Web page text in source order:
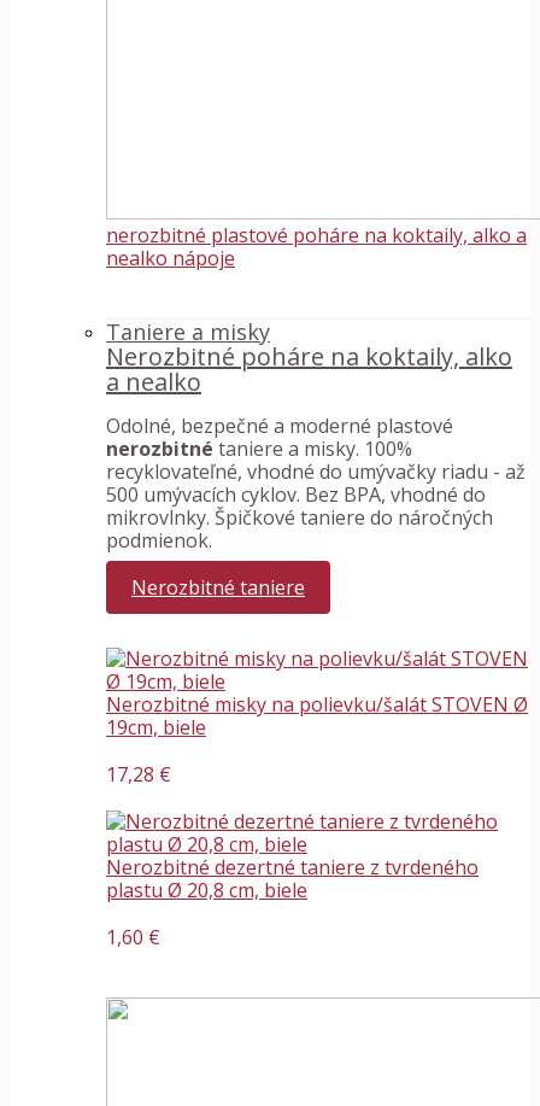
nerozbitné plastové poháre na koktaily, alko a
nealko nápoje
Taniere a misky
Nerozbitné poháre na koktaily, alko
a nealko
Odolné, bezpečné a moderné plastové
nerozbitné taniere a misky. 100%
recyklovateľné, vhodné do umývačky riadu - až
500 umývacích cyklov. Bez BPA, vhodné do
mikrovlnky. Špičkové taniere do náročných
podmienok.
Nerozbitné taniere
Nerozbitné misky na polievku/šalát STOVEN Ø
19cm, biele
17,28 €
Nerozbitné dezertné taniere z tvrdeného
plastu Ø 20,8 cm, biele
1,60 €